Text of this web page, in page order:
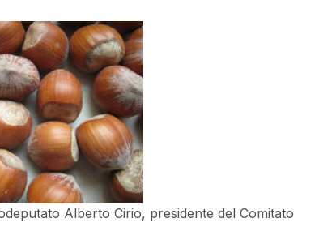
Alberto Cirio, presidente del Comitato